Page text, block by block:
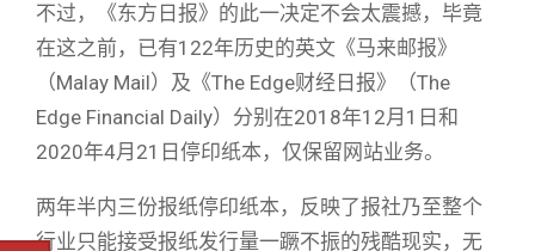
不过，《东方日报》的此一决定不会太震撼，毕竟
在这之前，已有122年历史的英文《马来邮报》
（Malay Mail）及《The Edge财经日报》（The
Edge Financial Daily）分别在2018年12月1日和
2020年4月21日停印纸本，仅保留网站业务。
两年半内三份报纸停印纸本，反映了报社乃至整个
行业只能接受报纸发行量一蹶不振的残酷现实，无